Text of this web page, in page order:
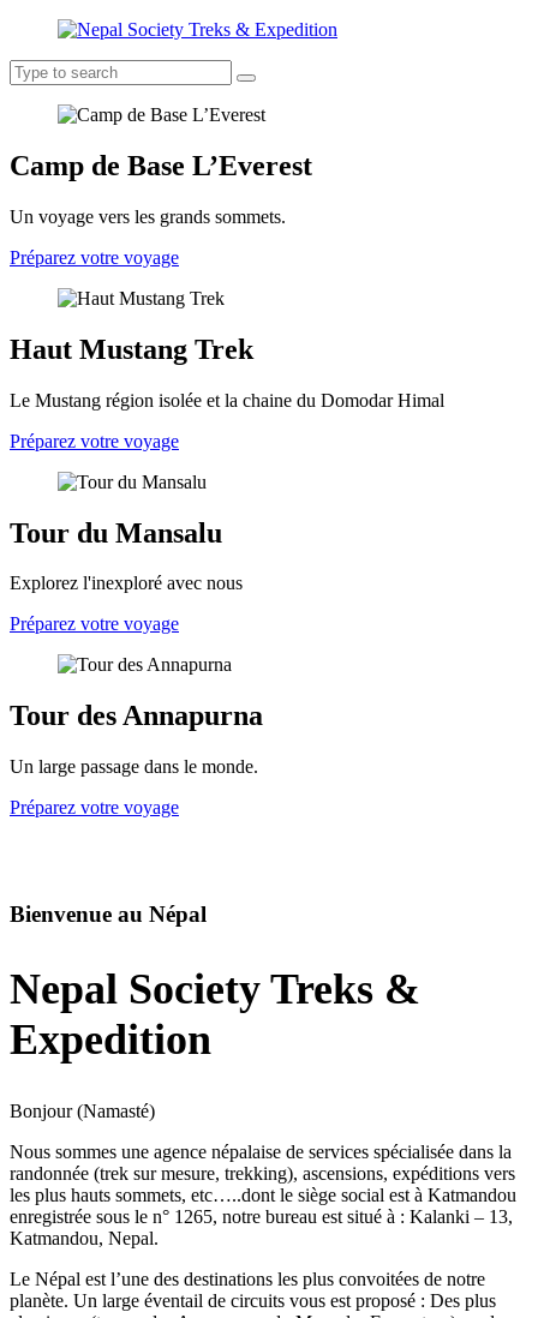
Camp de Base L’Everest
Un voyage vers les grands sommets.
Préparez votre voyage
Haut Mustang Trek
Le Mustang région isolée et la chaine du Domodar Himal
Préparez votre voyage
Tour du Mansalu
Explorez l'inexploré avec nous
Préparez votre voyage
Tour des Annapurna
Un large passage dans le monde.
Préparez votre voyage
Bienvenue au Népal
Nepal Society Treks &
Expedition
Bonjour (Namasté)
Nous sommes une agence népalaise de services spécialisée dans la
randonnée (trek sur mesure, trekking), ascensions, expéditions vers
les plus hauts sommets, etc…..dont le siège social est à Katmandou
enregistrée sous le n° 1265, notre bureau est situé à : Kalanki – 13,
Katmandou, Nepal.
Le Népal est l’une des destinations les plus convoitées de notre
planète. Un large éventail de circuits vous est proposé : Des plus